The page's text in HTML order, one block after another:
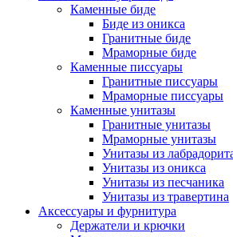
Каменные биде
Биде из оникса
Гранитные биде
Мраморные биде
Каменные писсуары
Гранитные писсуары
Мраморные писсуары
Каменные унитазы
Гранитные унитазы
Мраморные унитазы
Унитазы из
Унитазы из оникса
Унитазы из песчаника
Унитазы из травертина
Аксессуары и фурнитура
Держатели и крючки